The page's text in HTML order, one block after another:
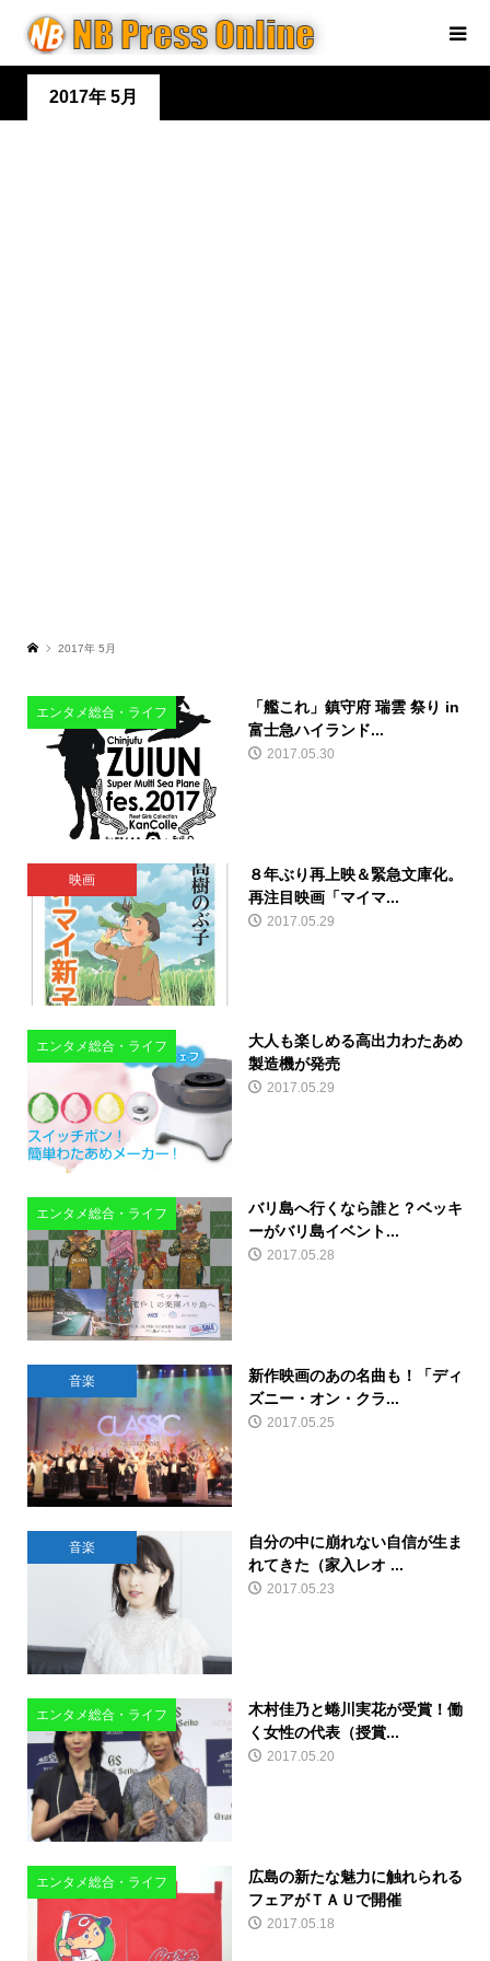
2017年 5月
2017年 5月
エンタメ総合・ライフ
「艦これ」鎮守府 瑞雲 祭り in
富士急ハイランド...
2017.05.30
映画
８年ぶり再上映＆緊急文庫化。
再注目映画「マイマ...
2017.05.29
エンタメ総合・ライフ
大人も楽しめる高出力わたあめ
製造機が発売
2017.05.29
エンタメ総合・ライフ
バリ島へ行くなら誰と？ベッキ
ーがバリ島イベント...
2017.05.28
音楽
新作映画のあの名曲も！「ディ
ズニー・オン・クラ...
2017.05.25
音楽
自分の中に崩れない自信が生ま
れてきた（家入レオ ...
2017.05.23
エンタメ総合・ライフ
木村佳乃と蜷川実花が受賞！働
く女性の代表（授賞...
2017.05.20
エンタメ総合・ライフ
広島の新たな魅力に触れられる
フェアがＴＡＵで開催
2017.05.18